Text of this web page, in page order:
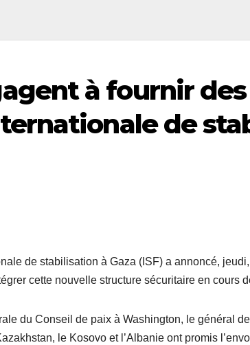
à fournir
de
de stabilisation à Gaza (ISF) a annoncé,
cette nouvelle structure sécuritaire en cours
du Conseil de paix à Washington, le général
le Kosovo et l’Albanie ont promis